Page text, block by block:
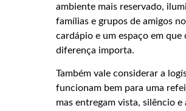
ambiente mais reservado,
famílias e grupos de amigos
cardápio e um espaço em que
diferença importa.
Também vale considerar a
funcionam bem para uma
mas entregam vista, silêncio